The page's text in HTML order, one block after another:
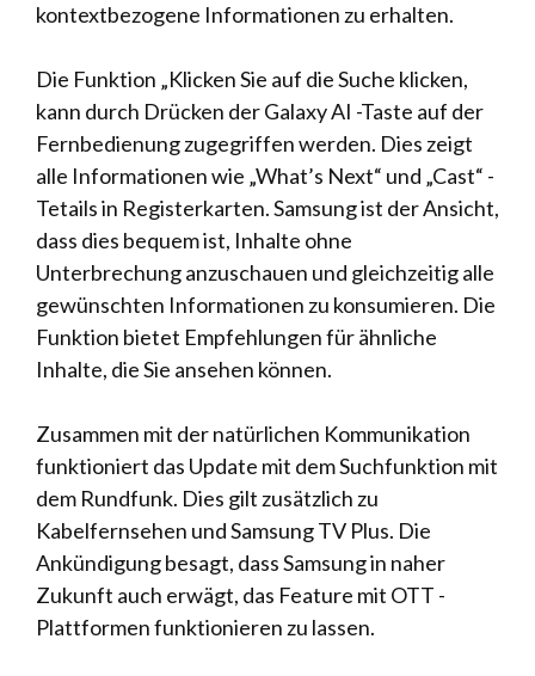
kontextbezogene Informationen zu erhalten.
Die Funktion „Klicken Sie auf die Suche klicken,
kann durch Drücken der Galaxy AI -Taste auf der
Fernbedienung zugegriffen werden. Dies zeigt
alle Informationen wie „What’s Next“ und „Cast“ -
Tetails in Registerkarten. Samsung ist der Ansicht,
dass dies bequem ist, Inhalte ohne
Unterbrechung anzuschauen und gleichzeitig alle
gewünschten Informationen zu konsumieren. Die
Funktion bietet Empfehlungen für ähnliche
Inhalte, die Sie ansehen können.
Zusammen mit der natürlichen Kommunikation
funktioniert das Update mit dem Suchfunktion mit
dem Rundfunk. Dies gilt zusätzlich zu
Kabelfernsehen und Samsung TV Plus. Die
Ankündigung besagt, dass Samsung in naher
Zukunft auch erwägt, das Feature mit OTT -
Plattformen funktionieren zu lassen.